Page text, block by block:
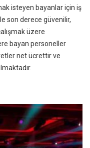
isteyen bayanlar için iş
son derece güvenilir,
üzere
bayan personeller
net ücrettir ve